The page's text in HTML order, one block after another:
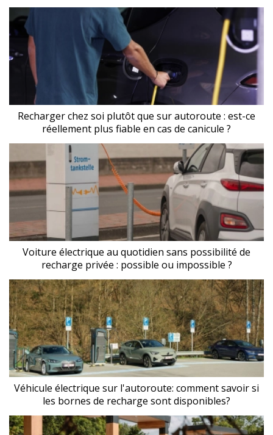
Recharger chez soi plutôt que sur autoroute : est-ce
réellement plus fiable en cas de canicule ?
Voiture électrique au quotidien sans possibilité de
recharge privée : possible ou impossible ?
Véhicule électrique sur l'autoroute: comment savoir si
les bornes de recharge sont disponibles?